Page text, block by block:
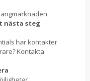
nästa steg
har kontakter
Kontakta